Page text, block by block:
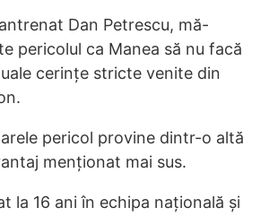
Dan Petrescu, mă-
pericolul ca Manea să nu facă
cerințe stricte venite din
pericol provine dintr-o altă
menționat mai sus.
la 16 ani în echipa națională și